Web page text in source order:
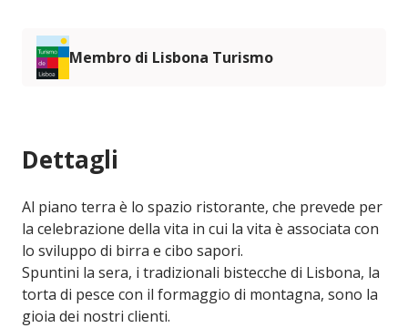
Membro di Lisbona Turismo
Dettagli
Al piano terra è lo spazio ristorante, che prevede per
la celebrazione della vita in cui la vita è associata con
lo sviluppo di birra e cibo sapori.
Spuntini la sera, i tradizionali bistecche di Lisbona, la
torta di pesce con il formaggio di montagna, sono la
gioia dei nostri clienti.